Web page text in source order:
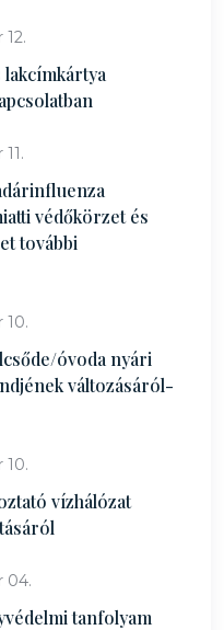
védőkörzet és
további
10.
óvoda nyári
változásáról-
10.
vízhálózat
04.
tanfolyam